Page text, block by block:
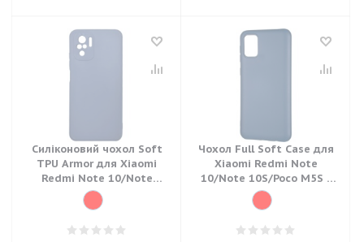
Силіконовий чохол Soft
TPU Armor для Xiaomi
Redmi Note 10/Note
10S/Poco M5S - Linen Blue
Чохол Full Soft Case для
Xiaomi Redmi Note
10/Note 10S/Poco M5S -
Dark Blue